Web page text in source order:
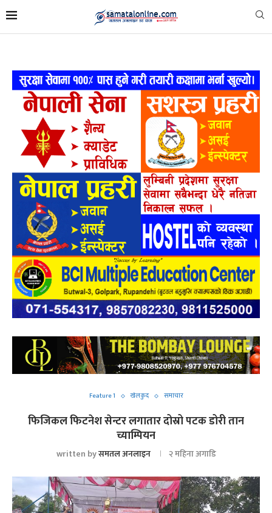
Feature 1 खेलकुद समाचार
फिजिकल फिटनेश सेन्टर लगातार दोस्रो पटक डोरी तान
च्याम्पियन
written byसमतल अनलाइन २ महिना अगाडि